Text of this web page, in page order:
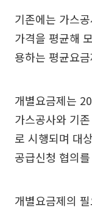
기존에는 가스
가격을 평균해
용하는 평균요
개별요금제는
가스공사와 기
로 시행되며 대
공급신청 협의
개별요금제의